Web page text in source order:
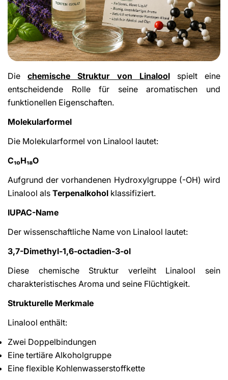
Diechemische Struktur von Linaloolspielt eine
entscheidende Rolle für seine aromatischen und
funktionellen Eigenschaften.
Molekularformel
Die Molekularformel von Linalool lautet:
C₁₀H₁₈O
Aufgrund der vorhandenen Hydroxylgruppe (-OH) wird
Linalool als Terpenalkohol klassifiziert.
IUPAC-Name
Der wissenschaftliche Name von Linalool lautet:
3,7-Dimethyl-1,6-octadien-3-ol
Diese chemische Struktur verleiht Linalool sein
charakteristisches Aroma und seine Flüchtigkeit.
Strukturelle Merkmale
Linalool enthält:
Zwei Doppelbindungen
Eine tertiäre Alkoholgruppe
Eine flexible Kohlenwasserstoffkette
Share This Article
Share
on
Share
on
on